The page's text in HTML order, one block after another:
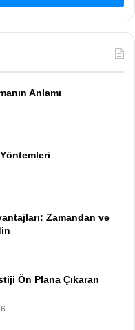
Anlamı
Zamandan ve
Ön Plana Çıkaran